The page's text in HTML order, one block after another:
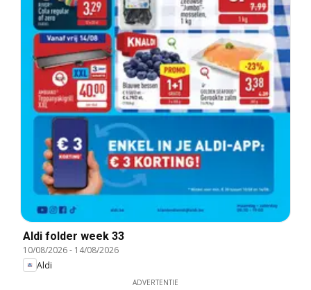
Aldi folder week 33
10/08/2026- 14/08/2026
Aldi
ADVERTENTIE